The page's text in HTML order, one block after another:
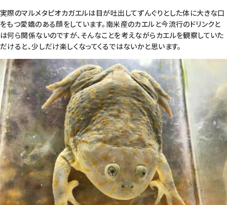
実際のマルメタピオカガエルは目が吐出してずんぐりとした体に大きな口
をもつ愛嬌のある顔をしています。南米産のカエルと今流行のドリンクと
は何ら関係ないのですが、そんなことを考えながらカエルを観察していた
だけると、少しだけ楽しくなってくるではないかと思います。